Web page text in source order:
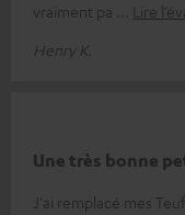
vraiment pa
Lire
Henry K.
Une très bonne
J'ai remplacé mes